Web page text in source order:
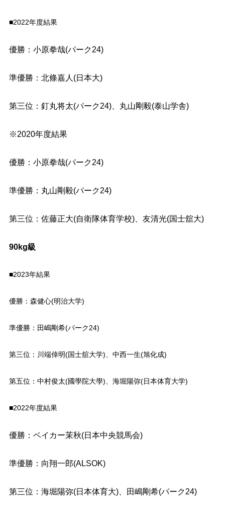
■2022年度結果
優勝：小原拳哉(パーク24)
準優勝：北條嘉人(日本大)
第三位： 釘丸将太(パーク24)、 丸山剛毅(泰山学舎)
※2020年度結果
優勝：小原拳哉(パーク24)
準優勝：丸山剛毅(パーク24)
第三位：佐藤正大(自衛隊体育学校)、友清光(国士舘大)
90kg級
■2023年結果
優勝：森健心(明治大学)
準優勝：田嶋剛希(パーク24)
第三位：川端倖明(国士舘大学)、中西一生(旭化成)
第五位：中村俊太(國學院大學)、海堀陽弥(日本体育大学)
■2022年度結果
優勝：ベイカー茉秋(日本中央競馬会)
準優勝：向翔一郎(ALSOK)
第三位： 海堀陽弥(日本体育大)、 田嶋剛希(パーク24)